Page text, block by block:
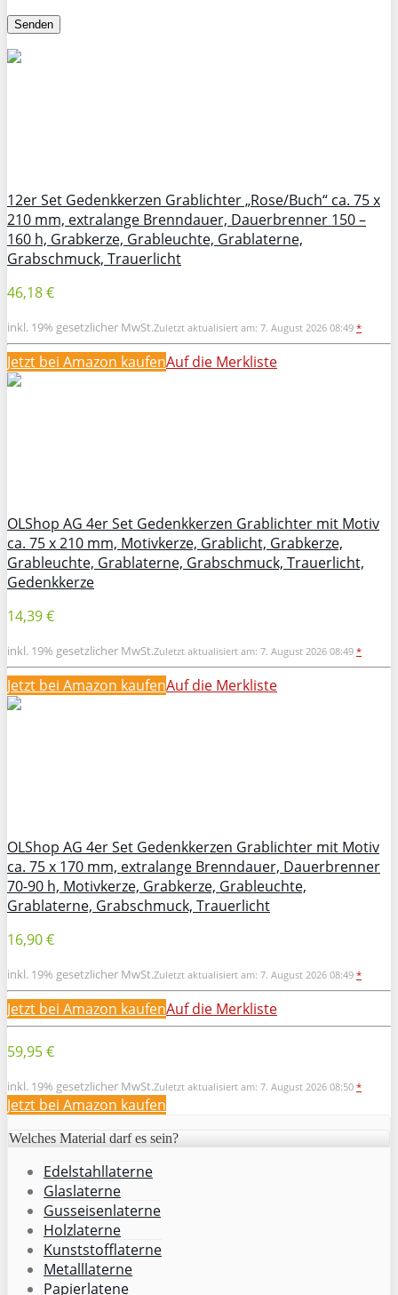
12er Set Gedenkkerzen Grablichter „Rose/Buch“ ca. 75 x
210 mm, extralange Brenndauer, Dauerbrenner 150 –
160 h, Grabkerze, Grableuchte, Grablaterne,
Grabschmuck, Trauerlicht
46,18 €
inkl. 19% gesetzlicher MwSt.Zuletzt aktualisiert am: 7. August 2026 08:49 *
Jetzt bei Amazon kaufenAuf die Merkliste
OLShop AG 4er Set Gedenkkerzen Grablichter mit Motiv
ca. 75 x 210 mm, Motivkerze, Grablicht, Grabkerze,
Grableuchte, Grablaterne, Grabschmuck, Trauerlicht,
Gedenkkerze
14,39 €
inkl. 19% gesetzlicher MwSt.Zuletzt aktualisiert am: 7. August 2026 08:49 *
Jetzt bei Amazon kaufenAuf die Merkliste
OLShop AG 4er Set Gedenkkerzen Grablichter mit Motiv
ca. 75 x 170 mm, extralange Brenndauer, Dauerbrenner
70-90 h, Motivkerze, Grabkerze, Grableuchte,
Grablaterne, Grabschmuck, Trauerlicht
16,90 €
inkl. 19% gesetzlicher MwSt.Zuletzt aktualisiert am: 7. August 2026 08:49 *
Jetzt bei Amazon kaufenAuf die Merkliste
59,95 €
inkl. 19% gesetzlicher MwSt.Zuletzt aktualisiert am: 7. August 2026 08:50 *
Jetzt bei Amazon kaufen
Welches Material darf es sein?
Edelstahllaterne
Glaslaterne
Gusseisenlaterne
Holzlaterne
Kunststofflaterne
Metalllaterne
Papierlatene